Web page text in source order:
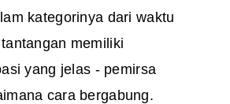
kategorinya dari waktu
memiliki
yang jelas - pemirsa
cara bergabung.